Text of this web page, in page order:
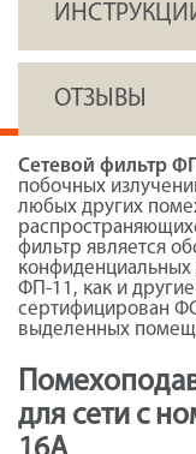
ОТЗЫВЫ
Сетевой фильтр
побочных
любых других
фильтр является
ФП-11, как и
сертифицирован
выделенных
для сети с